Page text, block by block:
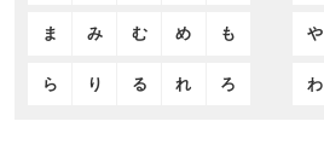
ま み む め も や
ら り る れ ろ わ